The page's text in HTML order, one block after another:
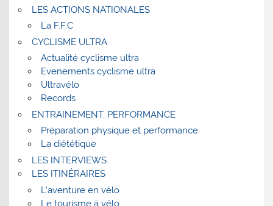
LES ACTIONS NATIONALES
La F.F.C
CYCLISME ULTRA
Actualité cyclisme ultra
Evenements cyclisme ultra
Ultravélo
Records
ENTRAINEMENT, PERFORMANCE
Préparation physique et performance
La diététique
LES INTERVIEWS
LES ITINÉRAIRES
L’aventure en vélo
Le tourisme à vélo